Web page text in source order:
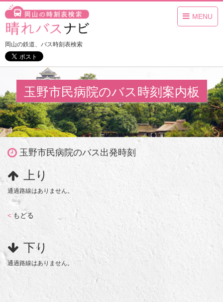
MENU
岡山の鉄道、バス時刻表検索
玉野市民病院のバス時刻案内板
玉野市民病院のバス出発時刻
上り
通過路線はありません。
< もどる
下り
通過路線はありません。